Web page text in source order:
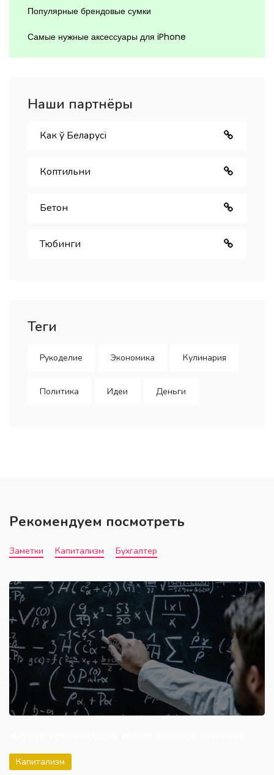
Популярные брендовые сумки
Самые нужные аксессуары для iPhone
Наши партнёры
Как ў Беларуcі
Коптильни
Бетон
Тюбинги
Теги
Рукоделие Экономика Кулинария
Политика Идеи Деньги
Рекомендуем посмотреть
Заметки Капитализм Бухгалтер
Капитализм